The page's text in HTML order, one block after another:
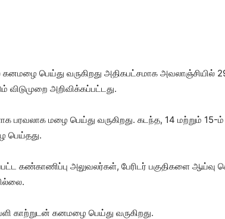
கனமழை பெய்து வருகிறது அதிகபட்சமாக
விடுமுறை அறிவிக்கப்பட்டது.
பரவலாக மழை பெய்து வருகிறது. கடந்த, 14 மற்றும்
பெய்தது.
கண்காணிப்பு அலுவலர்கள், பேரிடர் பகுதிகளை
காற்றுடன் கனமழை பெய்து வருகிறது.